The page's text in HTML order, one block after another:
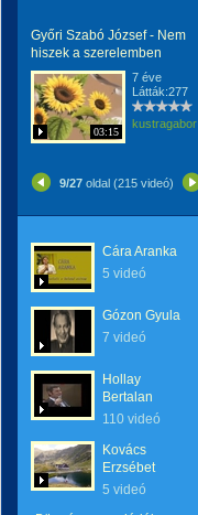
Győri Szabó József - Nem
hiszek a szerelemben
03:15
7 éve
Látták:277
kustragabor
9/27 oldal (215 videó)
Cára Aranka
5 videó
Gózon Gyula
7 videó
Hollay
Bertalan
110 videó
Kovács
Erzsébet
5 videó